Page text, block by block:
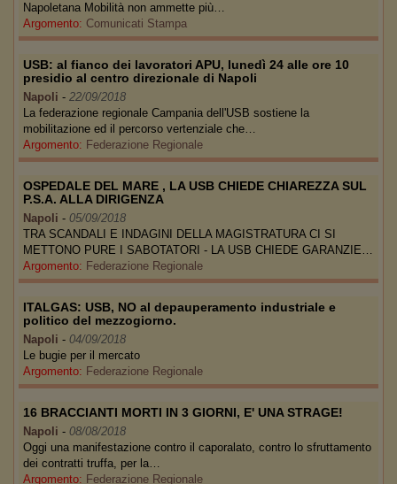
Napoletana Mobilità non ammette più…
Argomento: Comunicati Stampa
USB: al fianco dei lavoratori APU, lunedì 24 alle ore 10
presidio al centro direzionale di Napoli
Napoli - 22/09/2018
La federazione regionale Campania dell'USB sostiene la
mobilitazione ed il percorso vertenziale che…
Argomento: Federazione Regionale
OSPEDALE DEL MARE , LA USB CHIEDE CHIAREZZA SUL
P.S.A. ALLA DIRIGENZA
Napoli - 05/09/2018
TRA SCANDALI E INDAGINI DELLA MAGISTRATURA CI SI
METTONO PURE I SABOTATORI - LA USB CHIEDE GARANZIE…
Argomento: Federazione Regionale
ITALGAS: USB, NO al depauperamento industriale e
politico del mezzogiorno.
Napoli - 04/09/2018
Le bugie per il mercato
Argomento: Federazione Regionale
16 BRACCIANTI MORTI IN 3 GIORNI, E' UNA STRAGE!
Napoli - 08/08/2018
Oggi una manifestazione contro il caporalato, contro lo sfruttamento
dei contratti truffa, per la…
Argomento: Federazione Regionale